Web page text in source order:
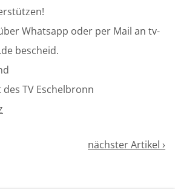
Whatsapp oder per Mail an tv-
bescheid.
TV Eschelbronn
nächster Artikel ›